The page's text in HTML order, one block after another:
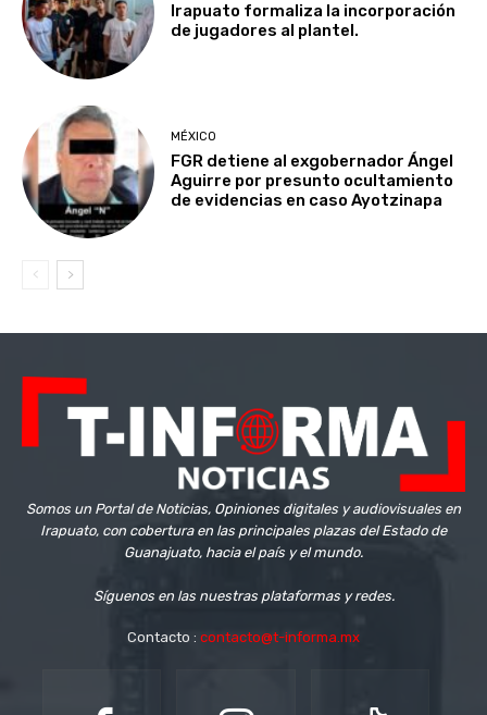
Irapuato formaliza la incorporación
de jugadores al plantel.
MÉXICO
FGR detiene al exgobernador Ángel
Aguirre por presunto ocultamiento
de evidencias en caso Ayotzinapa
Somos un Portal de Noticias, Opiniones digitales y audiovisuales en
Irapuato, con cobertura en las principales plazas del Estado de
Guanajuato, hacia el país y el mundo.
Síguenos en las nuestras plataformas y redes.
Contacto : contacto@t-informa.mx